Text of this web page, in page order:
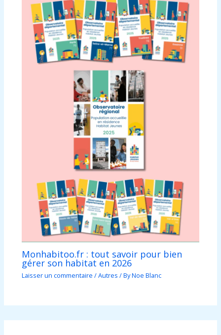
Monhabitoo.fr : tout savoir pour bien
gérer son habitat en 2026
Laisser un commentaire /Autres / ByNoe Blanc